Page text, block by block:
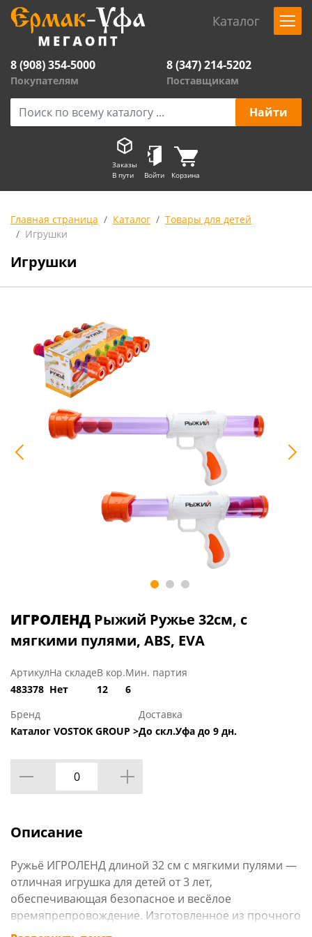
Каталог
8 (908) 354-5000
Покупателям
8 (347) 214-5202
Поставщикам
Заказы
В пути
Войти Корзина
Главная страница Каталог
Товары для детей
Игрушки
Игрушки
ИГРОЛЕНД Рыжий Ружье 32см, с
мягкими пулями, ABS, EVA
Артикул
483378
На складе
Нет
В кор.
12
Мин. партия
6
Бренд
Каталог VOSTOK GROUP >
Доставка
До скл.Уфа до 9 дн.
Описание
Ружьё ИГРОЛЕНД длиной 32 см с мягкими пулями —
отличная игрушка для детей от 3 лет,
обеспечивающая безопасное и весёлое
времяпрепровождение. Изготовленное из прочного
ABS-пластика, это ружьё гарантирует надёжность и